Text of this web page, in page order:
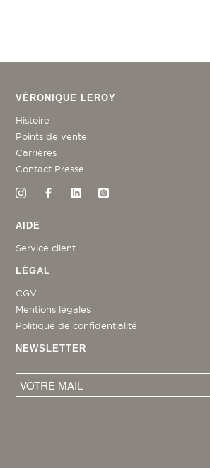
VÉRONIQUE LEROY
Histoire
Points de vente
Carrières
Contact Presse
AIDE
Service client
LÉGAL
CGV
Mentions légales
Politique de confidentialité
NEWSLETTER